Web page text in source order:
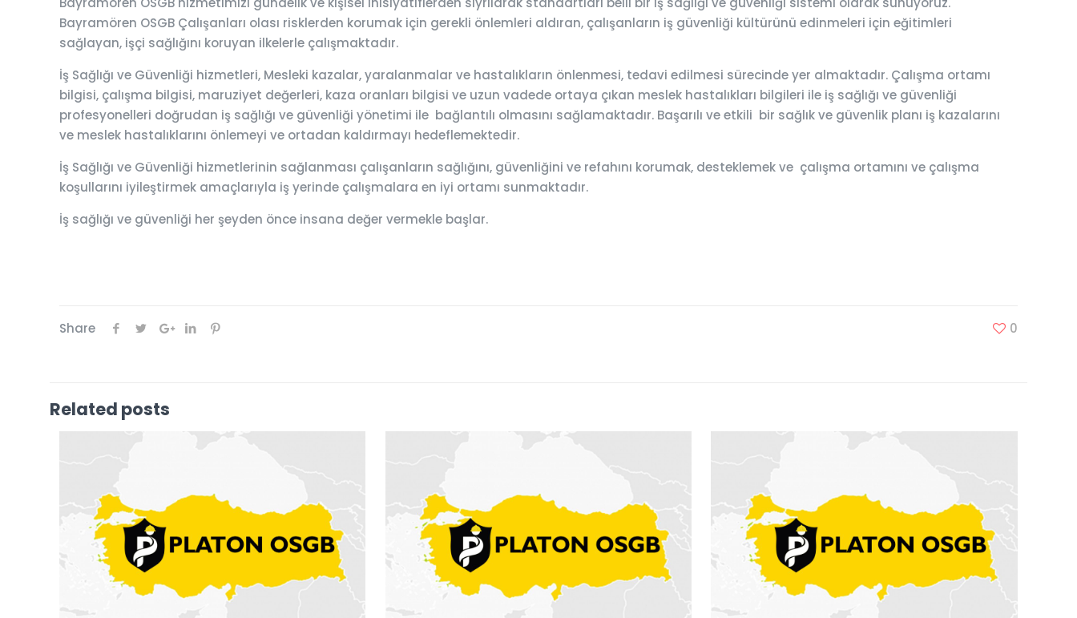
Bayramören OSGB Çalışanları olası risklerden korumak için gerekli önlemleri aldıran, çalışanların iş güvenliği kültürünü edinmeleri için eğitimleri
sağlayan, işçi sağlığını koruyan ilkelerle çalışmaktadır.
İş Sağlığı ve Güvenliği hizmetleri, Mesleki kazalar, yaralanmalar ve hastalıkların önlenmesi, tedavi edilmesi sürecinde yer almaktadır. Çalışma ortamı
bilgisi, çalışma bilgisi, maruziyet değerleri, kaza oranları bilgisi ve uzun vadede ortaya çıkan meslek hastalıkları bilgileri ile iş sağlığı ve güvenliği
profesyonelleri doğrudan iş sağlığı ve güvenliği yönetimi ile bağlantılı olmasını sağlamaktadır. Başarılı ve etkili bir sağlık ve güvenlik planı iş kazalarını
ve meslek hastalıklarını önlemeyi ve ortadan kaldırmayı hedeflemektedir.
İş Sağlığı ve Güvenliği hizmetlerinin sağlanması çalışanların sağlığını, güvenliğini ve refahını korumak, desteklemek ve çalışma ortamını ve çalışma
koşullarını iyileştirmek amaçlarıyla iş yerinde çalışmalara en iyi ortamı sunmaktadır.
İş sağlığı ve güvenliği her şeyden önce insana değer vermekle başlar.
Share 0
Related posts